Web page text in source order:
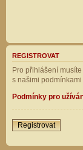
REGISTROVAT
Pro přihlášení
s našimi
Podmínky pro
Registrovat